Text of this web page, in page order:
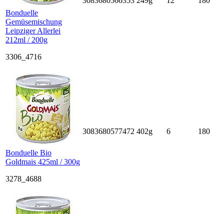
Bonduelle
Gemüsemischung
Leipziger Allerlei
212ml / 200g
3306_4716
Bonduelle Bio
Goldmais 425ml / 300g
3278_4688
3083680577472 402g 6 180